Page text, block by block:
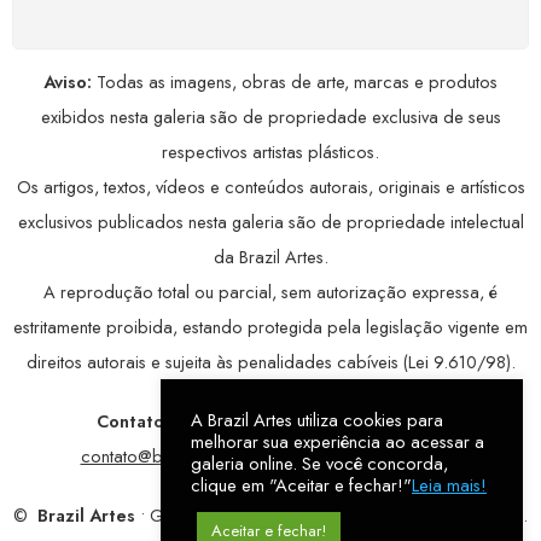
Aviso: Todas as imagens, obras de arte, marcas e produtos
exibidos nesta galeria são de propriedade exclusiva de seus
respectivos artistas plásticos.
Os artigos, textos, vídeos e conteúdos autorais, originais e artísticos
exclusivos publicados nesta galeria são de propriedade intelectual
da Brazil Artes.
A reprodução total ou parcial, sem autorização expressa, é
estritamente proibida, estando protegida pela legislação vigente em
direitos autorais e sujeita às penalidades cabíveis (Lei 9.610/98).
Contatos: WhatsApp:79 9998-1221/ E-mail:
contato@brazilartes.com/ Instagram:@brazilartes
© Brazil Artes • Galeria Online.9 anosde história (2017 – 2026).
A Brazil Artes utiliza cookies para
melhorar sua experiência ao acessar a
galeria online. Se você concorda,
clique em "Aceitar e fechar!"Leia mais!
Aceitar e fechar!